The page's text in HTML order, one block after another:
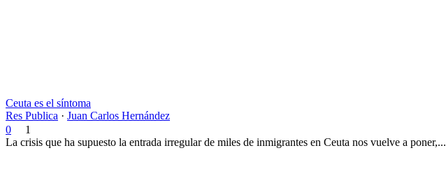
Ceuta es el síntoma
Res Publica · Juan Carlos Hernández
0
1
La crisis que ha supuesto la entrada irregular de miles de inmigrantes en Ceuta nos vuelve a poner,...